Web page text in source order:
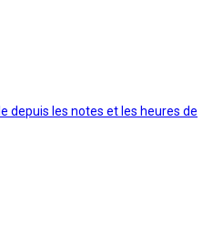
depuis les notes et les heures de